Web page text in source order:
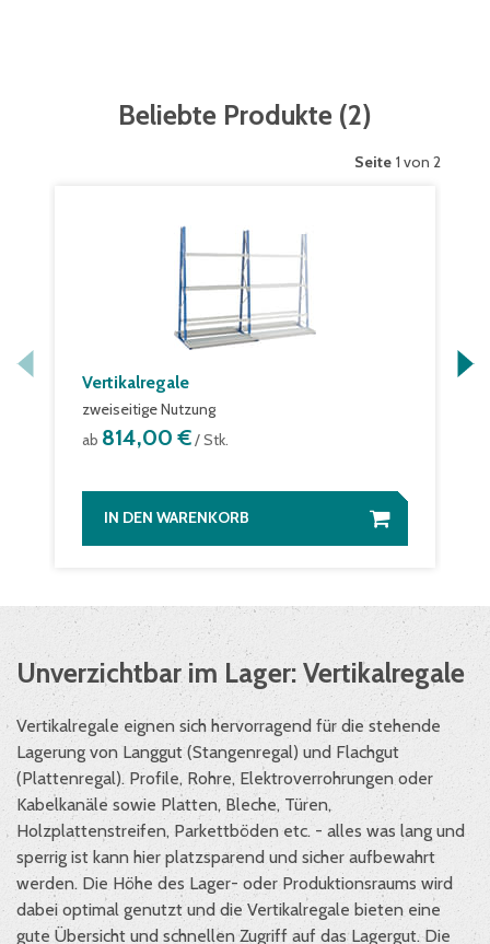
Beliebte Produkte (2)
Seite 1 von 2
Vertikalregale
zweiseitige Nutzung
ab 814,00 €/ Stk.
IN DEN WARENKORB
Unverzichtbar im Lager: Vertikalregale
Vertikalregale eignen sich hervorragend für die stehende
Lagerung von Langgut (Stangenregal) und Flachgut
(Plattenregal). Profile, Rohre, Elektroverrohrungen oder
Kabelkanäle sowie Platten, Bleche, Türen,
Holzplattenstreifen, Parkettböden etc. - alles was lang und
sperrig ist kann hier platzsparend und sicher aufbewahrt
werden. Die Höhe des Lager- oder Produktionsraums wird
dabei optimal genutzt und die Vertikalregale bieten eine
gute Übersicht und schnellen Zugriff auf das Lagergut. Die